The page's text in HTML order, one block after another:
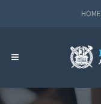
HOME